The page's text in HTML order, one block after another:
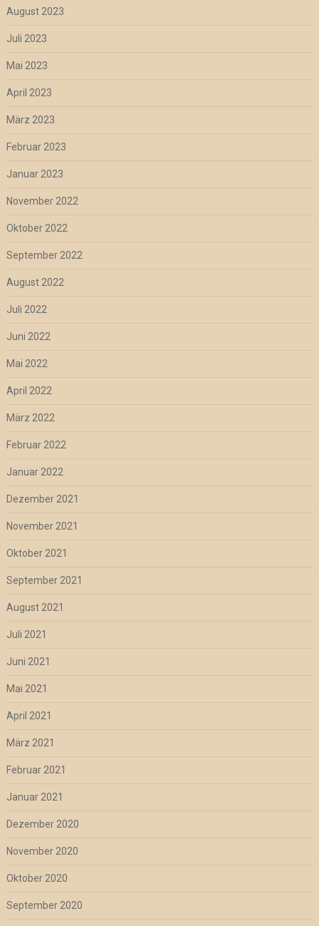
August 2023
Juli 2023
Mai 2023
April 2023
März 2023
Februar 2023
Januar 2023
November 2022
Oktober 2022
September 2022
August 2022
Juli 2022
Juni 2022
Mai 2022
April 2022
März 2022
Februar 2022
Januar 2022
Dezember 2021
November 2021
Oktober 2021
September 2021
August 2021
Juli 2021
Juni 2021
Mai 2021
April 2021
März 2021
Februar 2021
Januar 2021
Dezember 2020
November 2020
Oktober 2020
September 2020